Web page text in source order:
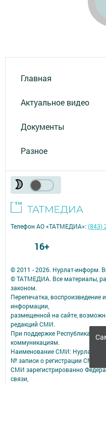
Главная
Актуальное видео
Документы
Разное
© 2011 - 2026. Нурлат-⁠информ.
© ТАТМЕДИА. Все материалы,
законом.
Перепечатка,
информации,
размещенной на сайте,
редакций СМИ.
При поддержке
коммуникациям.
Наименование СМИ: Нурлат-⁠
№ записи о регистрации СМИ,
СМИ зарегистрированно
связи,
Телефон АО «ТАТМЕДИА»:(843)
16+